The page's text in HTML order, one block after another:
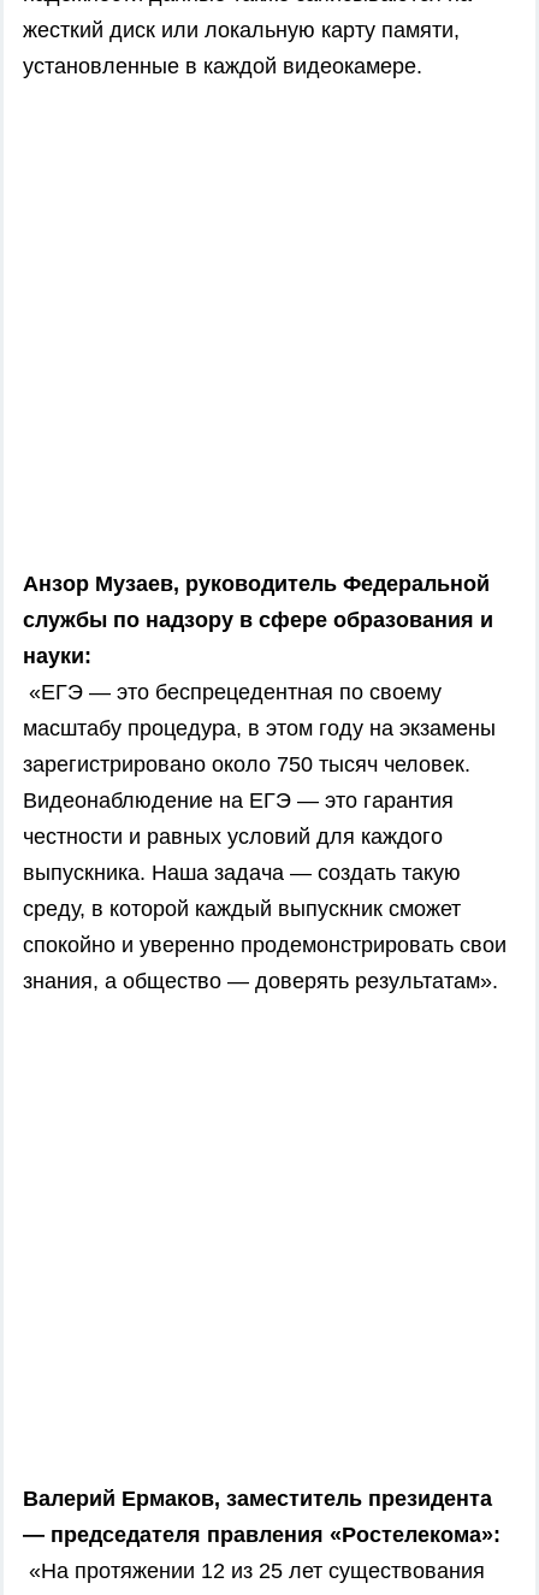
жесткий диск или локальную карту памяти,
установленные в каждой видеокамере.
Анзор Музаев, руководитель Федеральной
службы по надзору в сфере образования и
науки:
«ЕГЭ — это беспрецедентная по своему
масштабу процедура, в этом году на экзамены
зарегистрировано около 750 тысяч человек.
Видеонаблюдение на ЕГЭ — это гарантия
честности и равных условий для каждого
выпускника. Наша задача — создать такую
среду, в которой каждый выпускник сможет
спокойно и уверенно продемонстрировать свои
знания, а общество — доверять результатам».
Валерий Ермаков, заместитель президента
— председателя правления «Ростелекома»:
«На протяжении 12 из 25 лет существования